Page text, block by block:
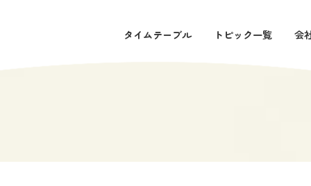
タイムテーブル トピック一覧 会